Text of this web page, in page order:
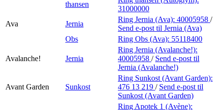
thansen
31000000
Ava
Jernia
Ring Jernia (Ava): 40005958 /
Send e-post til Jernia (Ava)
Obs
Ring Obs (Ava): 55118400
Avalanche! Jernia
Ring Jernia (Avalanche!):
40005958 / Send e-post til
Jernia (Avalanche!)
Avant Garden Sunkost
Ring Sunkost (Avant Garden):
476 13 219 / Send e-post til
Sunkost (Avant Garden)
Ring Apotek 1 (Avène):